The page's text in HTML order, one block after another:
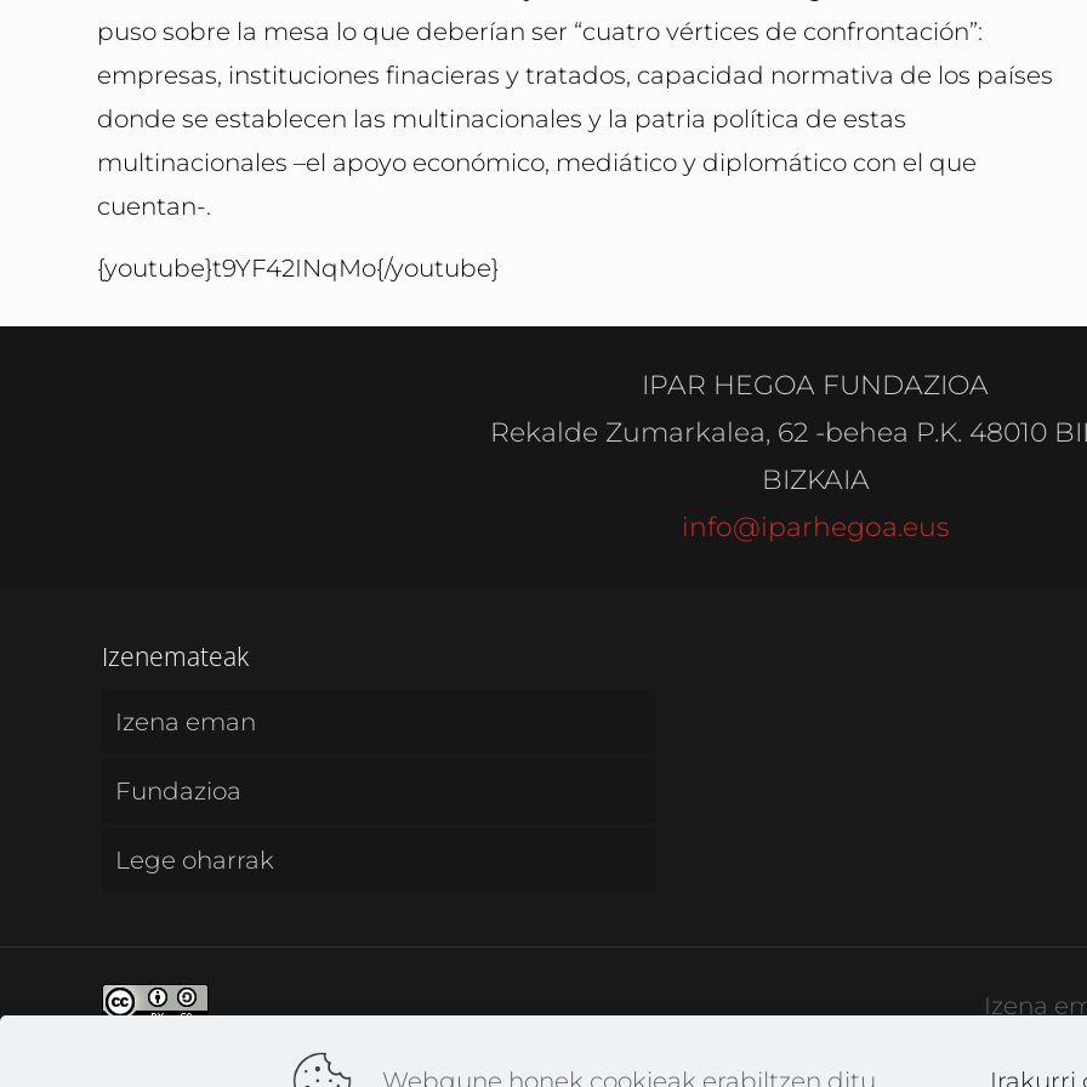
puso sobre la mesa lo que deberían ser “cuatro vértices de confrontación”:
empresas, instituciones finacieras y tratados, capacidad normativa de los países
donde se establecen las multinacionales y la patria política de estas
multinacionales –el apoyo económico, mediático y diplomático con el que
cuentan-.
{youtube}t9YF42INqMo{/youtube}
IPAR HEGOA FUNDAZIOA
Rekalde Zumarkalea, 62 -behea P.K. 48010
BIZKAIA
info@iparhegoa.eus
Izenemateak
Izena eman
Fundazioa
Lege oharrak
CC - Creative Commons | Aitortu-PartekatuBerdin
Izena
Webgune honek cookieak erabiltzen ditu Irakurri